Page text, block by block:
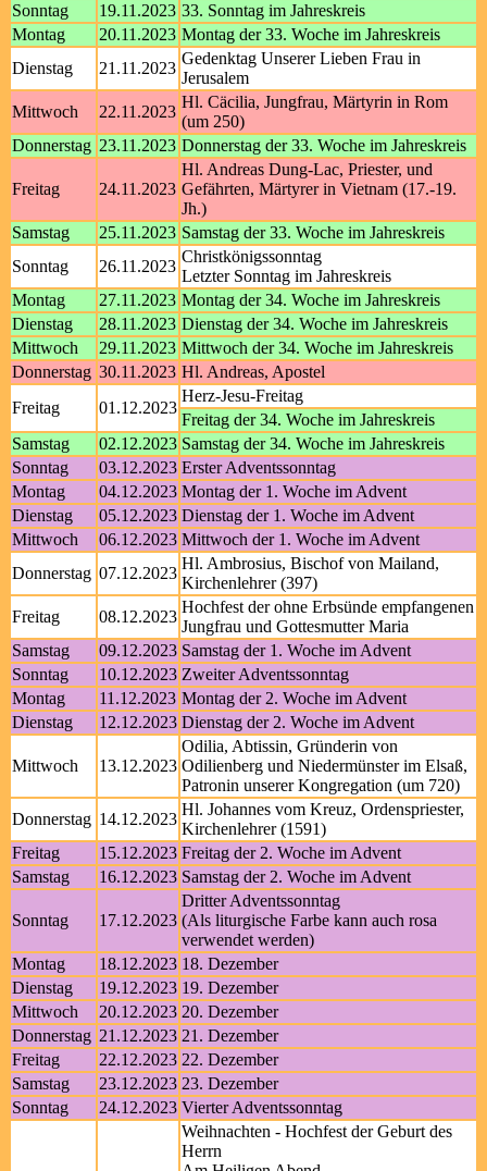
Sonntag
19.11.2023 33. Sonntag im Jahreskreis
Montag
20.11.2023 Montag der 33. Woche im Jahreskreis
Dienstag
21.11.2023
Gedenktag Unserer Lieben Frau in
Jerusalem
Mittwoch
22.11.2023
Hl. Cäcilia, Jungfrau, Märtyrin in Rom
(um 250)
Donnerstag 23.11.2023 Donnerstag der 33. Woche im Jahreskreis
Freitag 24.11.2023
Hl. Andreas Dung-Lac, Priester, und
Gefährten, Märtyrer in Vietnam (17.-19.
Jh.)
Samstag
25.11.2023 Samstag der 33. Woche im Jahreskreis
Sonntag
26.11.2023
Christkönigssonntag
Letzter Sonntag im Jahreskreis
Montag
27.11.2023 Montag der 34. Woche im Jahreskreis
Dienstag
28.11.2023 Dienstag der 34. Woche im Jahreskreis
Mittwoch
29.11.2023 Mittwoch der 34. Woche im Jahreskreis
Donnerstag 30.11.2023 Hl. Andreas, Apostel
Freitag
01.12.2023
Herz-Jesu-Freitag
Freitag der 34. Woche im Jahreskreis
Samstag
02.12.2023 Samstag der 34. Woche im Jahreskreis
Sonntag
03.12.2023 Erster Adventssonntag
Montag
04.12.2023 Montag der 1. Woche im Advent
Dienstag
05.12.2023 Dienstag der 1. Woche im Advent
Mittwoch
06.12.2023 Mittwoch der 1. Woche im Advent
Donnerstag 07.12.2023
Hl. Ambrosius, Bischof von Mailand,
Kirchenlehrer (397)
Freitag
08.12.2023
Hochfest der ohne Erbsünde empfangenen
Jungfrau und Gottesmutter Maria
Samstag
09.12.2023 Samstag der 1. Woche im Advent
Sonntag
10.12.2023 Zweiter Adventssonntag
Montag
11.12.2023 Montag der 2. Woche im Advent
Dienstag
12.12.2023 Dienstag der 2. Woche im Advent
Mittwoch 13.12.2023
Odilia, Abtissin, Gründerin von
Odilienberg und Niedermünster im Elsaß,
Patronin unserer Kongregation (um 720)
Donnerstag 14.12.2023
Hl. Johannes vom Kreuz, Ordenspriester,
Kirchenlehrer (1591)
Freitag
15.12.2023 Freitag der 2. Woche im Advent
Samstag
16.12.2023 Samstag der 2. Woche im Advent
Sonntag 17.12.2023
Dritter Adventssonntag
(Als liturgische Farbe kann auch rosa
verwendet werden)
Montag
18.12.2023 18. Dezember
Dienstag
19.12.2023 19. Dezember
Mittwoch
20.12.2023 20. Dezember
Donnerstag 21.12.2023 21. Dezember
Freitag
22.12.2023 22. Dezember
Samstag
23.12.2023 23. Dezember
Sonntag
24.12.2023 Vierter Adventssonntag
Weihnachten - Hochfest der Geburt des
Herrn